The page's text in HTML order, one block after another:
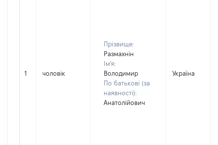
1 чоловік
Прізвище:
Размахнін
Ім'я:
Володимир
По батькові (за
наявності):
Анатолійович
Україна